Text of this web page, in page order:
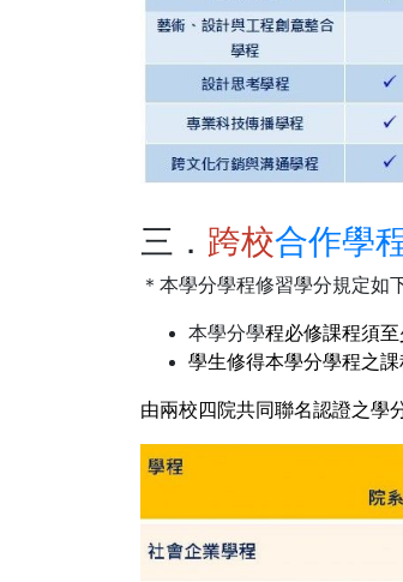
三． 跨校合作學
＊本學分學程修習學分規定如
本學分學程必修課程須至
學生修得本學分學程之課
由兩校四院共同聯名認證之學